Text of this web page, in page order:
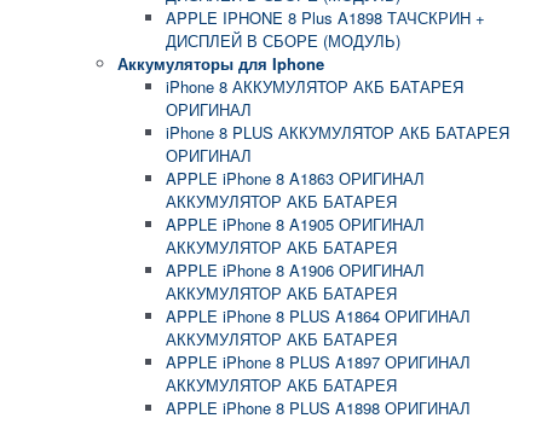
APPLE IPHONE 8 Plus A1898 ТАЧСКРИН +
ДИСПЛЕЙ В СБОРЕ (МОДУЛЬ)
Аккумуляторы для Iphone
iPhone 8 АККУМУЛЯТОР АКБ БАТАРЕЯ
ОРИГИНАЛ
iPhone 8 PLUS АККУМУЛЯТОР АКБ БАТАРЕЯ
ОРИГИНАЛ
APPLE iPhone 8 A1863 ОРИГИНАЛ
АККУМУЛЯТОР АКБ БАТАРЕЯ
APPLE iPhone 8 A1905 ОРИГИНАЛ
АККУМУЛЯТОР АКБ БАТАРЕЯ
APPLE iPhone 8 A1906 ОРИГИНАЛ
АККУМУЛЯТОР АКБ БАТАРЕЯ
APPLE iPhone 8 PLUS A1864 ОРИГИНАЛ
АККУМУЛЯТОР АКБ БАТАРЕЯ
APPLE iPhone 8 PLUS A1897 ОРИГИНАЛ
АККУМУЛЯТОР АКБ БАТАРЕЯ
APPLE iPhone 8 PLUS A1898 ОРИГИНАЛ